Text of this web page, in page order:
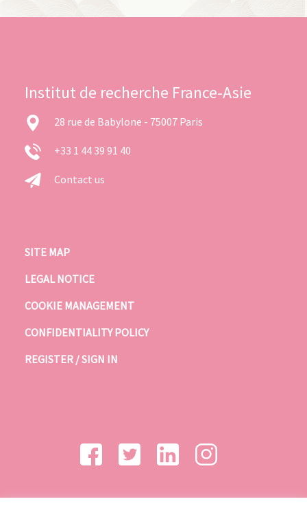
Institut de recherche France-Asie
28 rue de Babylone - 75007 Paris
+33 1 44 39 91 40
Contact us
SITE MAP
LEGAL NOTICE
COOKIE MANAGEMENT
CONFIDENTIALITY POLICY
REGISTER / SIGN IN